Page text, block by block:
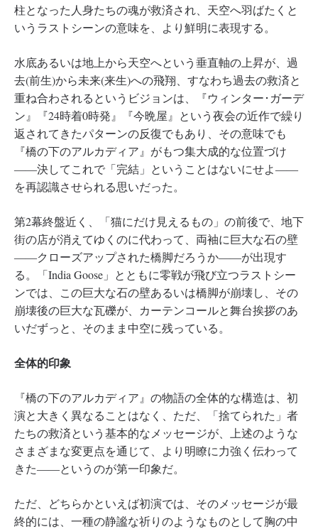
柱となった人身たちの魂が救済され、天空へ羽ばたくと
いうラストシーンの意味を、より鮮明に表現する。
水底あるいは地上から天空へという垂直軸の上昇が、過
去(前生)から未来(来生)への飛翔、すなわち過去の救済と
重ね合わされるというビジョンは、『ウィンター･ガーデ
ン』『24時着0時発』『今晩屋』という夜会の近作で繰り
返されてきたパターンの反復でもあり、その意味でも
『橋の下のアルカディア』がもつ集大成的な位置づけ
――決してこれで「完結」ということはないにせよ――
を再認識させられる思いだった。
第2幕終盤近く、「猫にだけ見えるもの」の前後で、地下
街の店が消えてゆくのに代わって、両袖に巨大な石の壁
――クローズアップされた橋脚だろうか――が出現す
る。「India Goose」とともに零戦が飛び立つラストシー
ンでは、この巨大な石の壁あるいは橋脚が崩壊し、その
崩壊後の巨大な瓦礫が、カーテンコールと舞台挨拶のあ
いだずっと、そのまま中空に残っている。
全体的印象
『橋の下のアルカディア』の物語の全体的な構造は、初
演と大きく異なることはなく、ただ、「捨てられた」者
たちの救済という基本的なメッセージが、上述のような
さまざまな変更点を通じて、より明瞭に力強く伝わって
きた――というのが第一印象だ。
ただ、どちらかといえば初演では、そのメッセージが最
終的には、一種の静謐な祈りのようなものとして胸の中